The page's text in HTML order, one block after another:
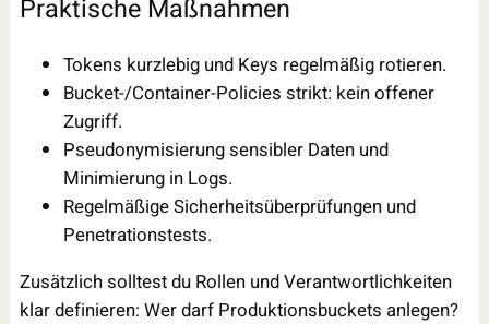
Praktische Maßnahmen
Tokens kurzlebig und Keys regelmäßig rotieren.
Bucket-/Container-Policies strikt: kein offener
Zugriff.
Pseudonymisierung sensibler Daten und
Minimierung in Logs.
Regelmäßige Sicherheitsüberprüfungen und
Penetrationstests.
Zusätzlich solltest du Rollen und Verantwortlichkeiten
klar definieren: Wer darf Produktionsbuckets anlegen?